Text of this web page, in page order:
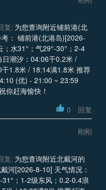
复: 为您查询附近铺前港(北
： 铺前港(北港岛)[2026-
水31°；气29°-30°；2-4
潮汐：04:06干0.2米 /
1.8米 / 18:14满1.8米 推荐
(优) - 21:00 ~ 23:59
你赶海愉快！
0 回复
刚刚
复: 为您查询附近北戴河的
河[2026-8-10] 天气情况：
31°；1-2级东风；0.2-0.4浪